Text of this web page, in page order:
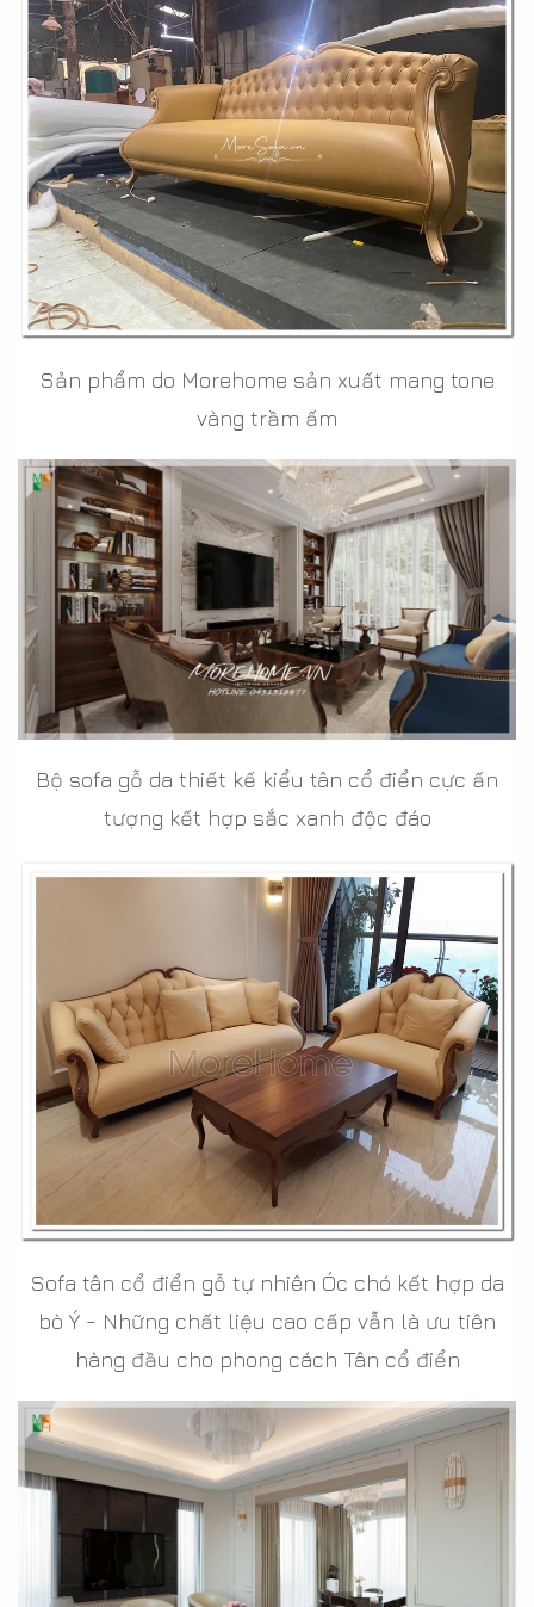
Sản phẩm do Morehome sản xuất mang tone
vàng trầm ấm
Bộ sofa gỗ da thiết kế kiểu tân cổ điển cực ấn
tượng kết hợp sắc xanh độc đáo
Sofa tân cổ điển gỗ tự nhiên Óc chó kết hợp da
bò Ý - Những chất liệu cao cấp vẫn là ưu tiên
hàng đầu cho phong cách Tân cổ điển